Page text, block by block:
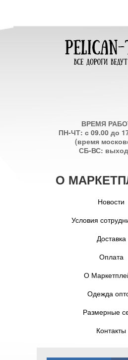
ВРЕМЯ
ПН-ЧТ: с 09.00 до
(время
СБ-ВС:
О
Новости
Условия
Доставка
Оплата
О
Одежда
Размерные
Контакты